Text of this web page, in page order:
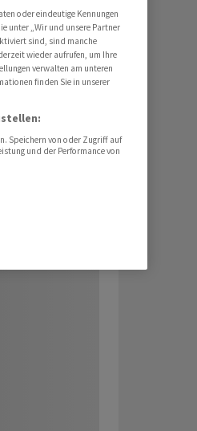
oder eindeutige Kennungen
unter „Wir und unsere Partner
sind, sind manche
wieder aufrufen, um Ihre
verwalten am unteren
finden Sie in unserer
Speichern von oder Zugriff auf
und der Performance von